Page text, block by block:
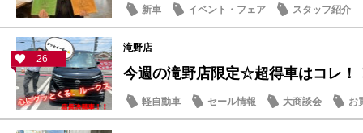
新車 イベント・フェア スタッフ紹介
26
滝野店
今週の滝野店限定☆超得車はコレ！
軽自動車 セール情報 大商談会 お